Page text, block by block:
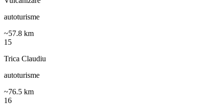
autoturisme
~57.8 km
15
Trica Claudiu
autoturisme
~76.5 km
16